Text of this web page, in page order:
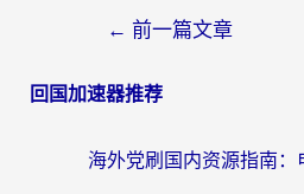
← 前一篇文章
回国加速器推荐